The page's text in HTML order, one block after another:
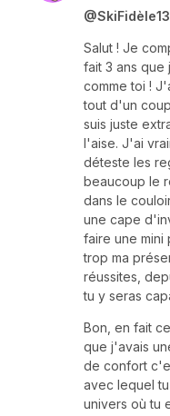
@SkiFidèle13
Salut ! Je
fait 3 ans
comme toi !
tout d'un
suis juste
l'aise. J'ai
déteste les
beaucoup le
dans le
une cape
faire une mini
trop ma
réussites,
tu y seras
Bon, en fait
que j'avais
de confort
avec lequel
univers où tu